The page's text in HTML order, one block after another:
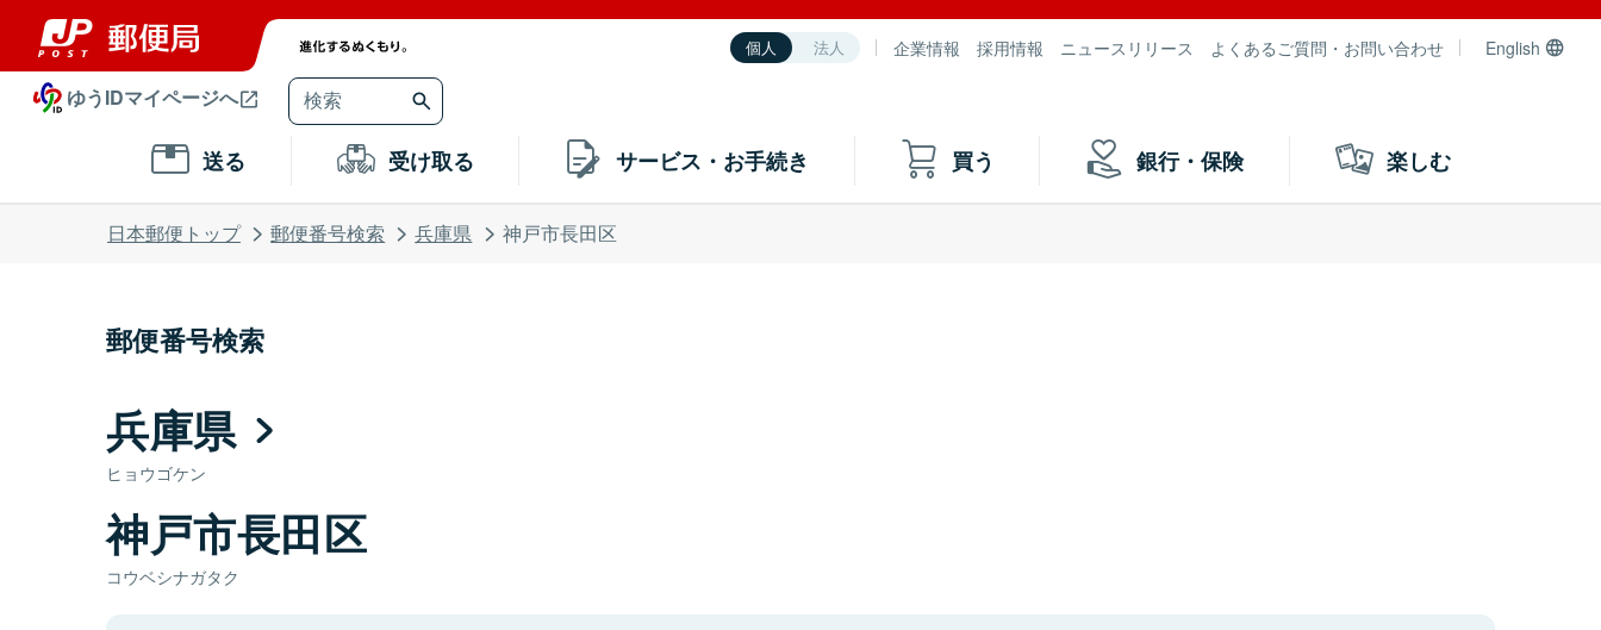
個人 法人 企業情報 採用情報 ニュースリリース よくあるご質問・お問い合わせ English
ゆうIDマイページへ
送る 受け取る サービス・お手続き 買う 銀行・保険 楽しむ
日本郵便トップ 郵便番号検索 兵庫県 神戸市長田区
郵便番号検索
兵庫県
ヒョウゴケン
神戸市長田区
コウベシナガタク